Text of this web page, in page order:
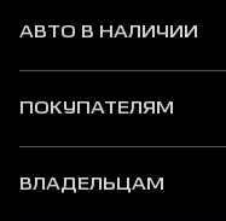
АВТО В НАЛИЧИИ
ПОКУПАТЕЛЯМ
ВЛАДЕЛЬЦАМ